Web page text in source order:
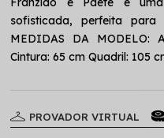
sofisticada, perfeita para
MEDIDAS DA MODELO:
Cintura: 65 cm Quadril: 105
PROVADOR VIRTUAL